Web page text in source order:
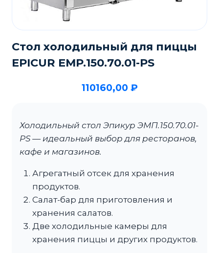
Стол холодильный для пиццы
EPICUR EMP.150.70.01-PS
110160,00 ₽
Холодильный стол Эпикур ЭМП.150.70.01-
PS — идеальный выбор для ресторанов,
кафе и магазинов.
Агрегатный отсек для хранения
продуктов.
Салат-бар для приготовления и
хранения салатов.
Две холодильные камеры для
хранения пиццы и других продуктов.